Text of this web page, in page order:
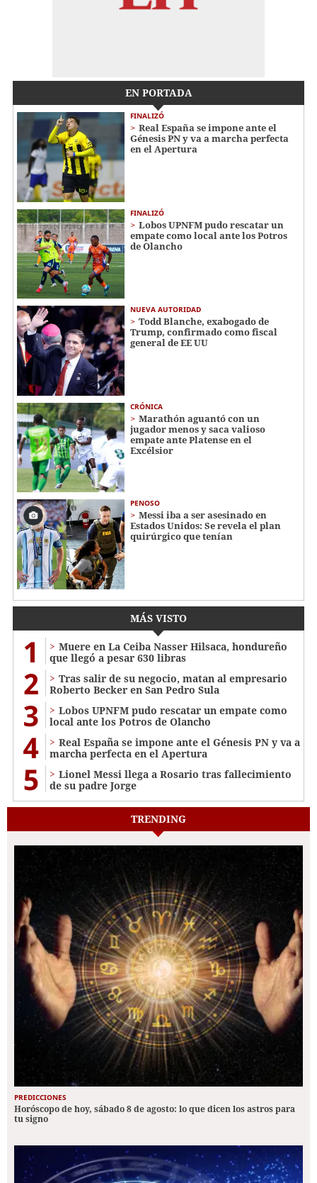
EN PORTADA
FINALIZÓ
Real España se impone ante el
Génesis PN y va a marcha perfecta
en el Apertura
FINALIZÓ
Lobos UPNFM pudo rescatar un
empate como local ante los Potros
de Olancho
NUEVA AUTORIDAD
Todd Blanche, exabogado de
Trump, confirmado como fiscal
general de EE UU
CRÓNICA
Marathón aguantó con un
jugador menos y saca valioso
empate ante Platense en el
Excélsior
PENOSO
Messi iba a ser asesinado en
Estados Unidos: Se revela el plan
quirúrgico que tenían
MÁS VISTO
1
Muere en La Ceiba Nasser Hilsaca, hondureño
que llegó a pesar 630 libras
2
Tras salir de su negocio, matan al empresario
Roberto Becker en San Pedro Sula
3
Lobos UPNFM pudo rescatar un empate como
local ante los Potros de Olancho
4
Real España se impone ante el Génesis PN y va a
marcha perfecta en el Apertura
5
Lionel Messi llega a Rosario tras fallecimiento
de su padre Jorge
TRENDING
PREDICCIONES
Horóscopo de hoy, sábado 8 de agosto: lo que dicen los astros para
tu signo